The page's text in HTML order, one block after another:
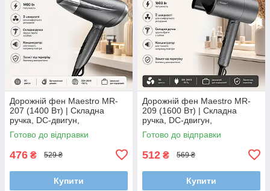
Дорожній фен Maestro MR-
207 (1400 Вт) | Складна
ручка, DC-двигун,
концентратор, 2 швидкості
Готово до відправки
476 ₴ 529 ₴
Купити
Дорожній фен Maestro MR-
209 (1600 Вт) | Складна
ручка, DC-двигун,
концентратор, 2 швидкості
Готово до відправки
512 ₴ 569 ₴
Купити